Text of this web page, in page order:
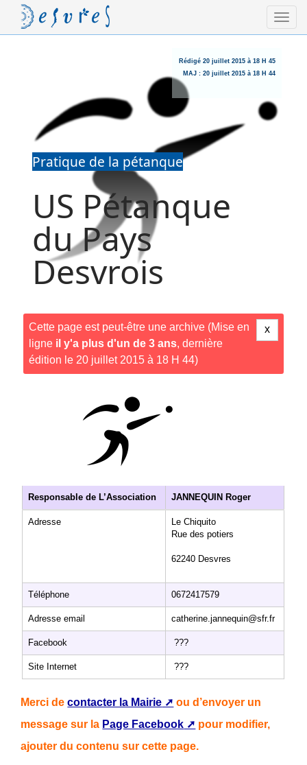
Rédigé 20 juillet 2015 à 18 H 45
MAJ : 20 juillet 2015 à 18 H 44
Pratique de la pétanque
US Pétanque
du Pays
Desvrois
x
Cette page est peut-être une archive (Mise en
ligne il y'a plus d'un de 3 ans, dernière
édition le 20 juillet 2015 à 18 H 44)
Responsable de L’Association JANNEQUIN Roger
Adresse
Le Chiquito
Rue des potiers
62240 Desvres
Téléphone 0672417579
Adresse email catherine.jannequin@sfr.fr
Facebook ???
Site Internet ???
Merci decontacter la Mairie
ou d’envoyer un
message sur la Page Facebook
pour modifier,
ajouter du contenu sur cette page.